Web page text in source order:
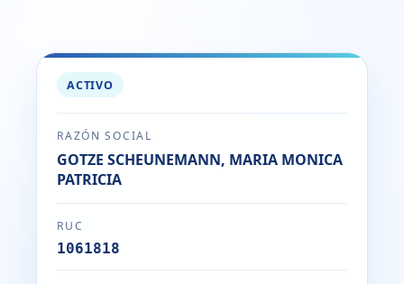
ACTIVO
RAZÓN SOCIAL
GOTZE SCHEUNEMANN, MARIA MONICA
PATRICIA
RUC
1061818